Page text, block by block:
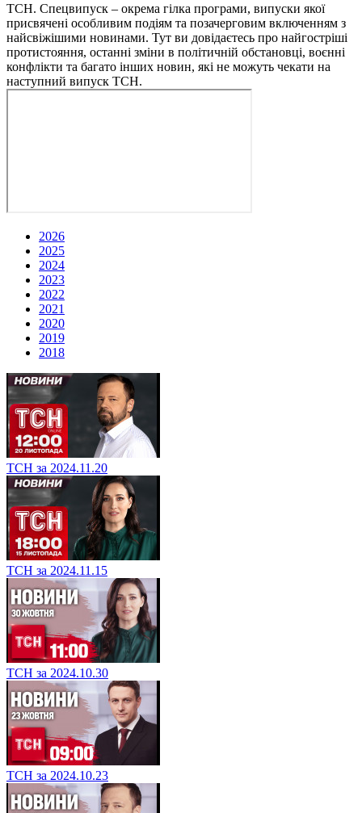
ТСН. Спецвипуск – окрема гілка програми, випуски якої
присвячені особливим подіям та позачерговим включенням з
найсвіжішими новинами. Тут ви довідаєтесь про найгостріші
протистояння, останні зміни в політичній обстановці, воєнні
конфлікти та багато інших новин, які не можуть чекати на
наступний випуск ТСН.
2026
2025
2024
2023
2022
2021
2020
2019
2018
ТСН за 2024.11.20
ТСН за 2024.11.15
ТСН за 2024.10.30
ТСН за 2024.10.23